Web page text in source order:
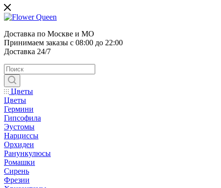
Доставка по Москве и МО
Принимаем заказы с 08:00 до 22:00
Доставка 24/7
Цветы
Цветы
Гермини
Гипсофила
Эустомы
Нарциссы
Орхидеи
Ранункулюсы
Ромашки
Сирень
Фрезии